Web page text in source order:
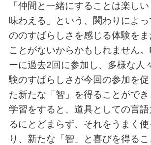
「仲間と一緒にすることは楽し
味わえる」という、関わりによ
ののすばらしさを感じる体験を
ことがないからかもしれません
ーに過去2回に参加し、多様な人
験のすばらしさが今回の参加を促
た新たな「智」を得ることがで
学習をすると、道具としての言
るにとどまらず、それをうまく
り、新たな「智」と喜びを得るこ